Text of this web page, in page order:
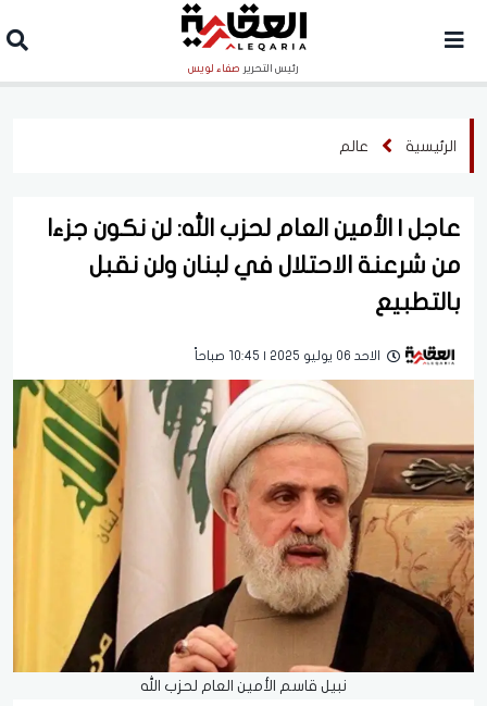
رئيس التحرير صفاء لويس
الرئيسية عالم
عاجل | الأمين العام لحزب الله: لن نكون جزءا
من شرعنة الاحتلال في لبنان ولن نقبل
بالتطبيع
الاحد 06 يوليو 2025 | 10:45 صباحاً
نبيل قاسم الأمين العام لحزب الله